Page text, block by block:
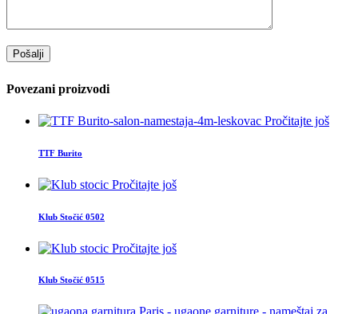
Povezani proizvodi
Pročitajte još
TTF Burito
Pročitajte još
Klub Stočić 0502
Pročitajte još
Klub Stočić 0515